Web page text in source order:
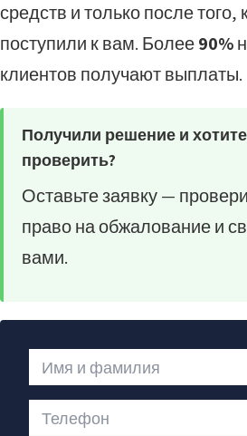
средств и только после того,
поступили к вам. Более90%
клиентов получают выплаты.
Получили решение и
проверить?
Оставьте заявку —
право на обжалование и
вами.
Имя и фамилия
Телефон